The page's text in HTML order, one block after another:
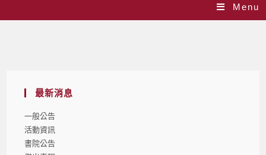
Menu
最新消息
一般公告
活動資訊
書院公告